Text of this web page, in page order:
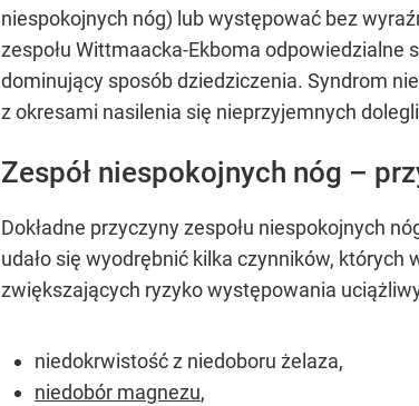
niespokojnych nóg) lub występować bez
zespołu Wittmaacka-Ekboma
dominujący sposób dziedziczenia. Syndrom
z okresami nasilenia się nieprzyjemnych
Zespół niespokojnych nóg –
Dokładne przyczyny zespołu niespokojnych
udało się wyodrębnić kilka czynników,
zwiększających ryzyko występowania
niedokrwistość z niedoboru żelaza,
niedobór magnezu,